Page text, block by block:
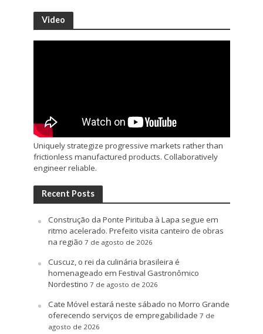
Video
Uniquely strategize progressive markets rather than
frictionless manufactured products. Collaboratively
engineer reliable.
Recent Posts
Construção da Ponte Pirituba à Lapa segue em
ritmo acelerado. Prefeito visita canteiro de obras
na região 7 de agosto de 2026
Cuscuz, o rei da culinária brasileira é
homenageado em Festival Gastronômico
Nordestino 7 de agosto de 2026
Cate Móvel estará neste sábado no Morro Grande
oferecendo serviços de empregabilidade 7 de
agosto de 2026